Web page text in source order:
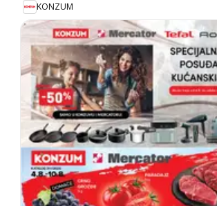
KONZUM